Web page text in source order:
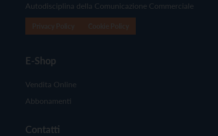
Autodisciplina della Comunicazione Commerciale
E-Shop
Vendita Online
Abbonamenti
Contatti